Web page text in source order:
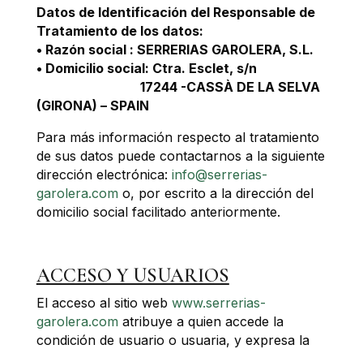
Datos de Identificación del Responsable de
Tratamiento de los datos:
• Razón social : SERRERIAS GAROLERA, S.L.
• Domicilio social: Ctra. Esclet, s/n
17244 -CASSÀ DE LA SELVA
(GIRONA) – SPAIN
Para más información respecto al tratamiento
de sus datos puede contactarnos a la siguiente
dirección electrónica: info@serrerias-
garolera.com o, por escrito a la dirección del
domicilio social facilitado anteriormente.
ACCESO Y USUARIOS
El acceso al sitio web www.serrerias-
garolera.com atribuye a quien accede la
condición de usuario o usuaria, y expresa la